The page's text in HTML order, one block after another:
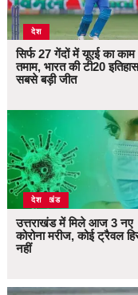
देश
सिर्फ 27 गेंदों में यूएई का काम
तमाम, भारत की टी20
सबसे बड़ी जीत
उत्तराखंड
देश
उत्तराखंड में मिले आज 3 नए
कोरोना मरीज, कोई ट्रैवल
नहीं